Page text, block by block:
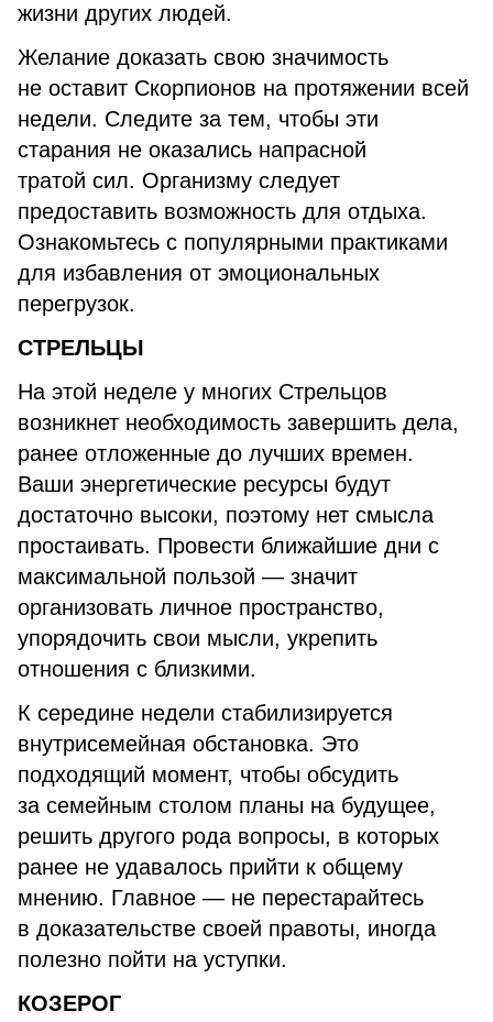
жизни других людей.
Желание доказать свою значимость
не оставит Скорпионов на протяжении всей
недели. Следите за тем, чтобы эти
старания не оказались напрасной
тратой сил. Организму следует
предоставить возможность для отдыха.
Ознакомьтесь с популярными практиками
для избавления от эмоциональных
перегрузок.
СТРЕЛЬЦЫ
На этой неделе у многих Стрельцов
возникнет необходимость завершить дела,
ранее отложенные до лучших времен.
Ваши энергетические ресурсы будут
достаточно высоки, поэтому нет смысла
простаивать. Провести ближайшие дни с
максимальной пользой — значит
организовать личное пространство,
упорядочить свои мысли, укрепить
отношения с близкими.
К середине недели стабилизируется
внутрисемейная обстановка. Это
подходящий момент, чтобы обсудить
за семейным столом планы на будущее,
решить другого рода вопросы, в которых
ранее не удавалось прийти к общему
мнению. Главное — не перестарайтесь
в доказательстве своей правоты, иногда
полезно пойти на уступки.
КОЗЕРОГ